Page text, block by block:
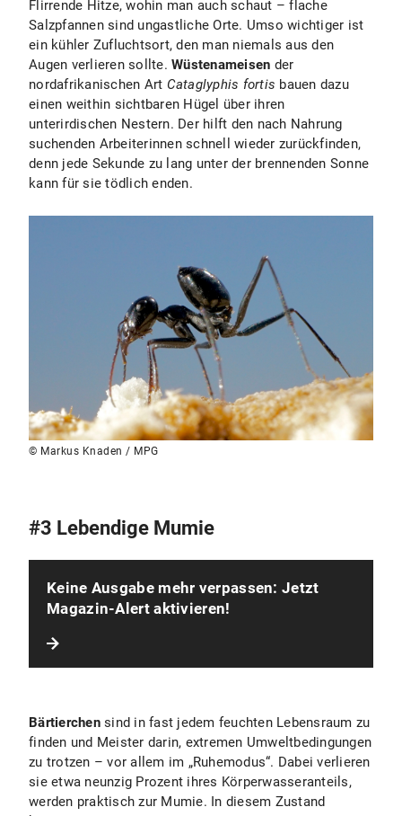
Flirrende Hitze, wohin man auch schaut – flache
Salzpfannen sind ungastliche Orte. Umso wichtiger ist
ein kühler Zufluchtsort, den man niemals aus den
Augen verlieren sollte. Wüstenameisen der
nordafrikanischen Art Cataglyphis fortis bauen dazu
einen weithin sichtbaren Hügel über ihren
unterirdischen Nestern. Der hilft den nach Nahrung
suchenden Arbeiterinnen schnell wieder zurückfinden,
denn jede Sekunde zu lang unter der brennenden Sonne
kann für sie tödlich enden.
© Markus Knaden / MPG
#3 Lebendige Mumie
Keine Ausgabe mehr verpassen: Jetzt
Magazin-Alert aktivieren!
Bärtierchensind in fast jedem feuchten Lebensraum zu
finden und Meister darin, extremen Umweltbedingungen
zu trotzen – vor allem im „Ruhemodus“. Dabei verlieren
sie etwa neunzig Prozent ihres Körperwasseranteils,
werden praktisch zur Mumie. In diesem Zustand